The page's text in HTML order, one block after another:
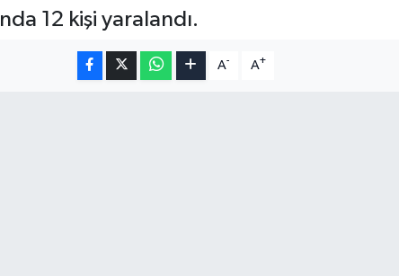
12 kişi yaralandı.
A- A+